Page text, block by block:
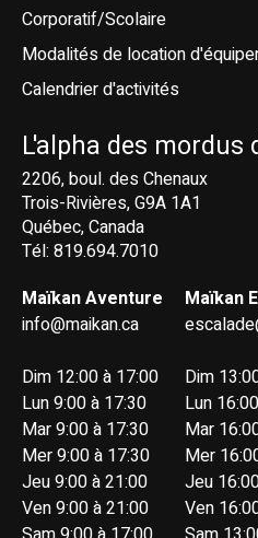
Corporatif/Scolaire
Modalités de location
Calendrier d'activités
L'alpha des mordus
2206, boul. des Chenaux
Trois-Rivières, G9A 1A1
Québec, Canada
Tél: 819.694.7010
Maïkan Aventure
info@maikan.ca
Dim 12:00 à 17:00
Lun 9:00 à 17:30
Mar 9:00 à 17:30
Mer 9:00 à 17:30
Jeu 9:00 à 21:00
Ven 9:00 à 21:00
Maïkan
Dim
Lun
Mar
Mer
Jeu
Ven